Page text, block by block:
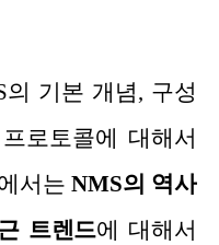
기본 개념, 구성
로토콜에 대해서
서는NMS의 역사
트렌드에 대해서